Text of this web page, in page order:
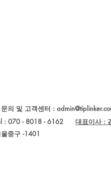
의 및 고객센터 :
: 070 - 8018 - 6162 대표이사 :
중구 -1401